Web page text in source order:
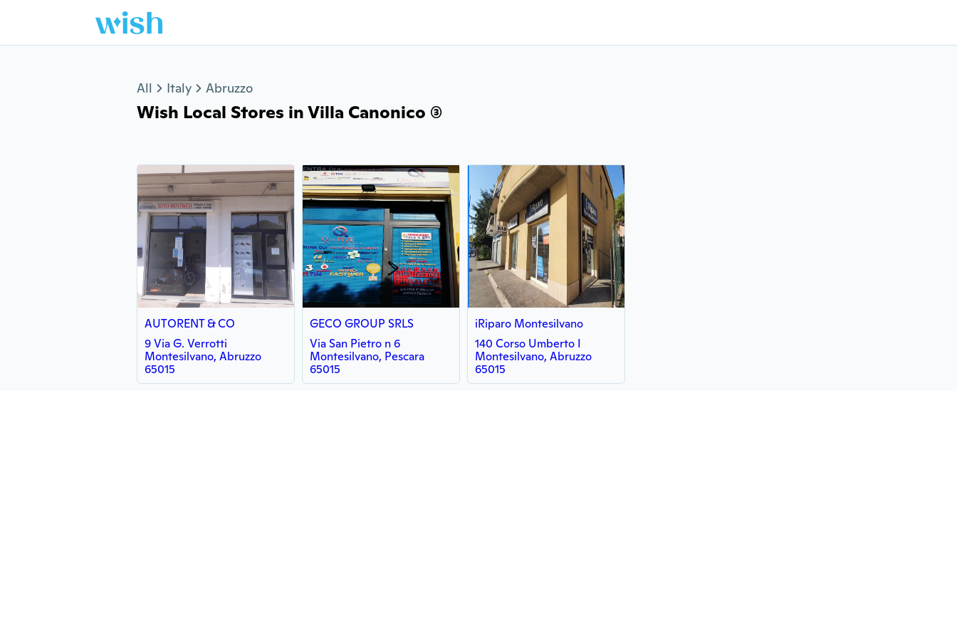
All Italy Abruzzo
Wish Local Stores in Villa Canonico (3)
AUTORENT & CO
9 Via G. Verrotti
Montesilvano, Abruzzo
65015
GECO GROUP SRLS
Via San Pietro n 6
Montesilvano, Pescara
65015
iRiparo Montesilvano
140 Corso Umberto I
Montesilvano, Abruzzo
65015